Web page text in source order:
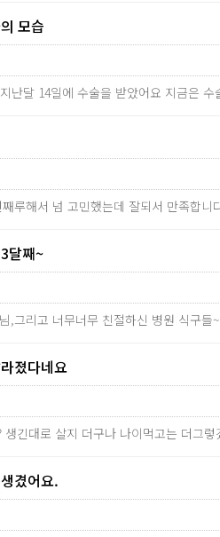
모습
난달 14일에 수술을 받았어요 지금은
루해서 넘 고민했는데 잘되서 만족합
달째~
,그리고 너무너무 친절하신 병원 식구
졌다네요
생긴대로 살지 더구나 나이먹고는 더그
겼어요.